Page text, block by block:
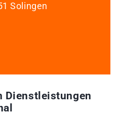
Solingen
Dienstleistungen